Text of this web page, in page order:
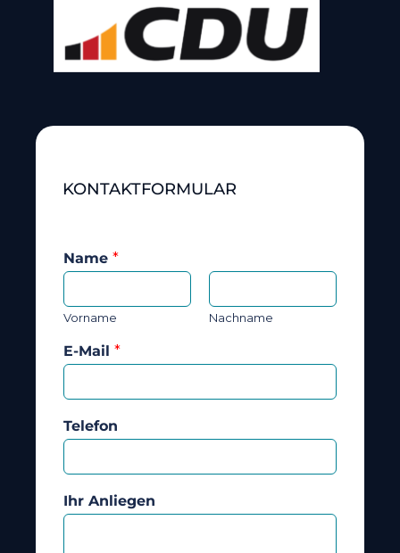
KONTAKTFORMULAR
Name *
Vorname Nachname
E-Mail *
Telefon
Ihr Anliegen